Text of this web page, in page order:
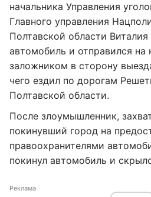
начальника Управления
Главного управления
Полтавской области
автомобиль и отправился
заложником в сторону
чего ездил по дорогам
Полтавской области.
После злоумышленник,
покинувший город на
правоохранителями
покинул автомобиль и
Реклама